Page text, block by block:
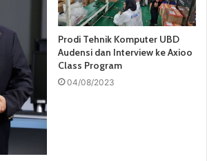
Prodi Tehnik Komputer UBD
Audensi dan Interview ke Axioo
Class Program
04/08/2023